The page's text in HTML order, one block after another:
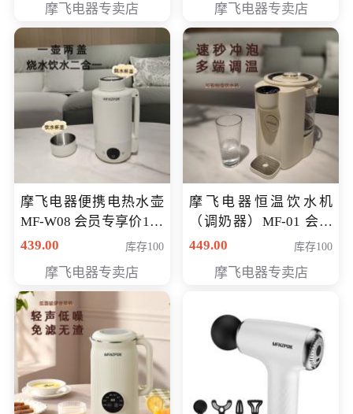
摩飞电器专卖店 摩飞电器专卖店
摩飞电器便携电热水壶
MF-W08 会员专享价198
元
439.00 库存100
摩飞电器专卖店
摩飞电器恒温饮水机
（调奶器）MF-01 会员
专享价366元
449.00 库存100
摩飞电器专卖店